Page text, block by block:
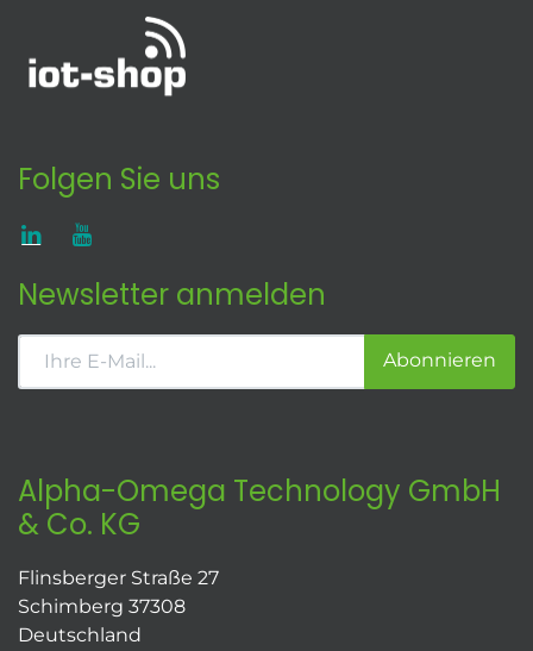
Folgen Sie uns
Newsletter anmelden
Abonnieren
Alpha-Omega Technology GmbH
& Co. KG
Flinsberger Straße 27
Schimberg 37308
Deutschland